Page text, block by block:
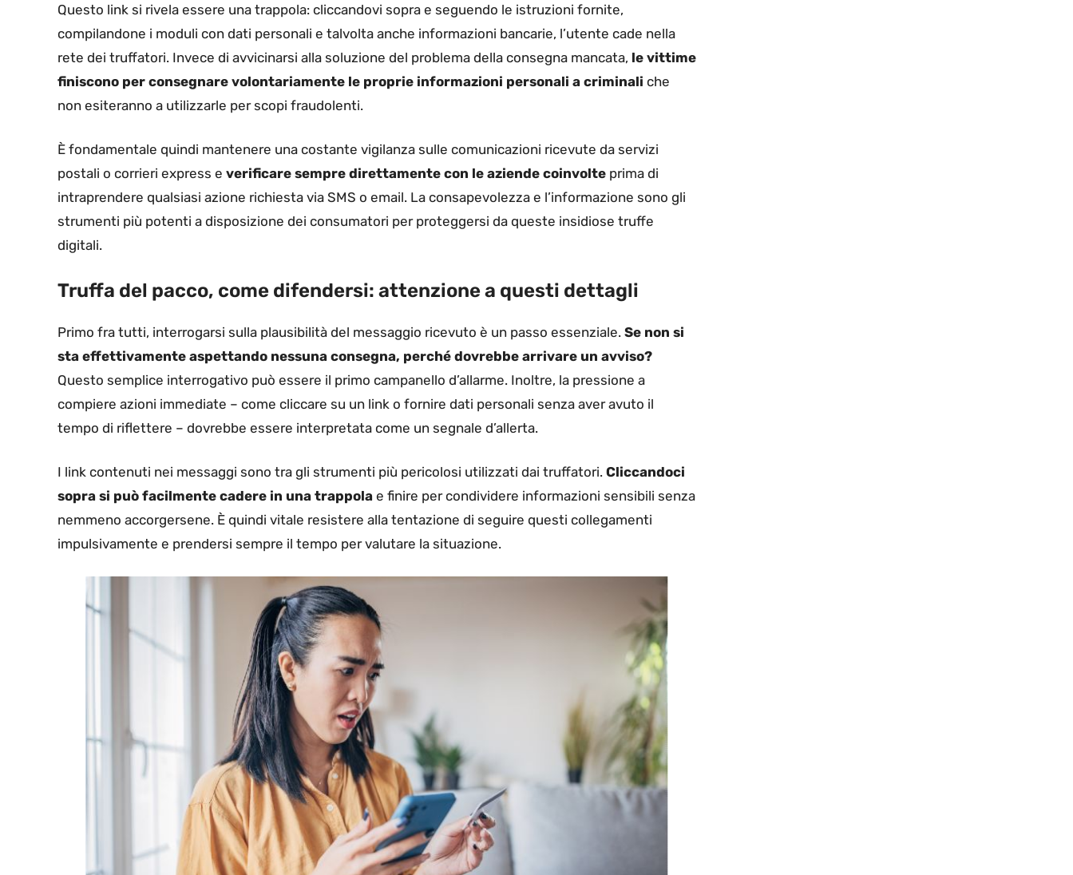
Questo link si rivela essere una trappola: cliccandovi sopra e seguendo le istruzioni fornite,
compilandone i moduli con dati personali e talvolta anche informazioni bancarie, l’utente cade nella
rete dei truffatori. Invece di avvicinarsi alla soluzione del problema della consegna mancata, le vittime
finiscono per consegnare volontariamente le proprie informazioni personali a criminali che
non esiteranno a utilizzarle per scopi fraudolenti.
È fondamentale quindi mantenere una costante vigilanza sulle comunicazioni ricevute da servizi
postali o corrieri express e verificare sempre direttamente con le aziende coinvolte prima di
intraprendere qualsiasi azione richiesta via SMS o email. La consapevolezza e l’informazione sono gli
strumenti più potenti a disposizione dei consumatori per proteggersi da queste insidiose truffe
digitali.
Truffa del pacco, come difendersi: attenzione a questi dettagli
Primo fra tutti, interrogarsi sulla plausibilità del messaggio ricevuto è un passo essenziale. Se non si
sta effettivamente aspettando nessuna consegna, perché dovrebbe arrivare un avviso?
Questo semplice interrogativo può essere il primo campanello d’allarme. Inoltre, la pressione a
compiere azioni immediate – come cliccare su un link o fornire dati personali senza aver avuto il
tempo di riflettere – dovrebbe essere interpretata come un segnale d’allerta.
I link contenuti nei messaggi sono tra gli strumenti più pericolosi utilizzati dai truffatori. Cliccandoci
sopra si può facilmente cadere in una trappola e finire per condividere informazioni sensibili senza
nemmeno accorgersene. È quindi vitale resistere alla tentazione di seguire questi collegamenti
impulsivamente e prendersi sempre il tempo per valutare la situazione.